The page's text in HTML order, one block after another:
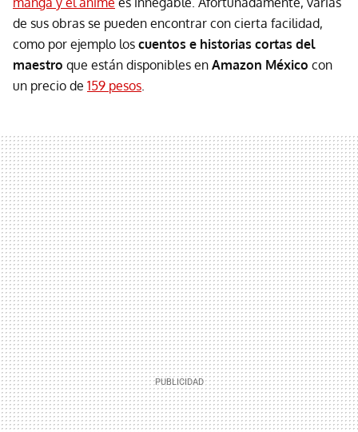
de sus obras se pueden encontrar con cierta facilidad,
como por ejemplo los cuentos e historias cortas del
maestro que están disponibles en Amazon México con
un precio de 159 pesos.